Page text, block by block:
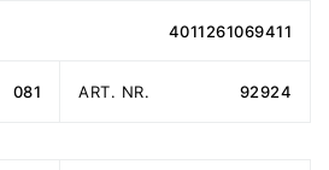
4011261069411
081 ART. NR. 92924